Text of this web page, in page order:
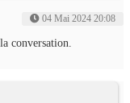
04 Mai 2024 20:08
conversation.